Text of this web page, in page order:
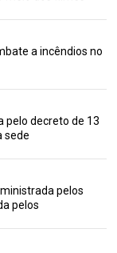
a incêndios no
pelo decreto de 13
sede
pelos
pelos